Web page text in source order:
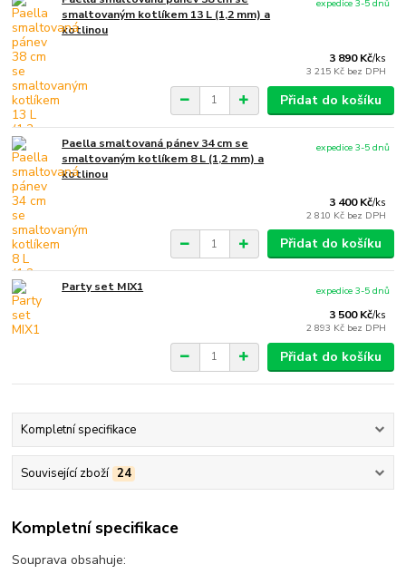
smaltovaným kotlíkem 13 L (1,2 mm) a
kotlinou
3 890 Kč/ks
3 215 Kč bez DPH
expedice 3-5 dnů
Přidat do košíku
Paella smaltovaná pánev 34 cm se
smaltovaným kotlíkem 8 L (1,2 mm) a
kotlinou
3 400 Kč/ks
2 810 Kč bez DPH
expedice 3-5 dnů
Přidat do košíku
Party set MIX1
3 500 Kč/ks
2 893 Kč bez DPH
expedice 3-5 dnů
Přidat do košíku
Kompletní specifikace
Související zboží 24
Kompletní specifikace
Souprava obsahuje: